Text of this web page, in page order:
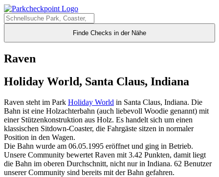
Finde Checks in der Nähe
Raven
Holiday World, Santa Claus, Indiana
Raven steht im Park Holiday World in Santa Claus, Indiana. Die
Bahn ist eine Holzachterbahn (auch liebevoll Woodie genannt) mit
einer Stützenkonstruktion aus Holz. Es handelt sich um einen
klassischen Sitdown-Coaster, die Fahrgäste sitzen in normaler
Position in den Wagen.
Die Bahn wurde am 06.05.1995 eröffnet und ging in Betrieb.
Unsere Community bewertet Raven mit 3.42 Punkten, damit liegt
die Bahn im oberen Durchschnitt, nicht nur in Indiana. 62 Benutzer
unserer Community sind bereits mit der Bahn gefahren.